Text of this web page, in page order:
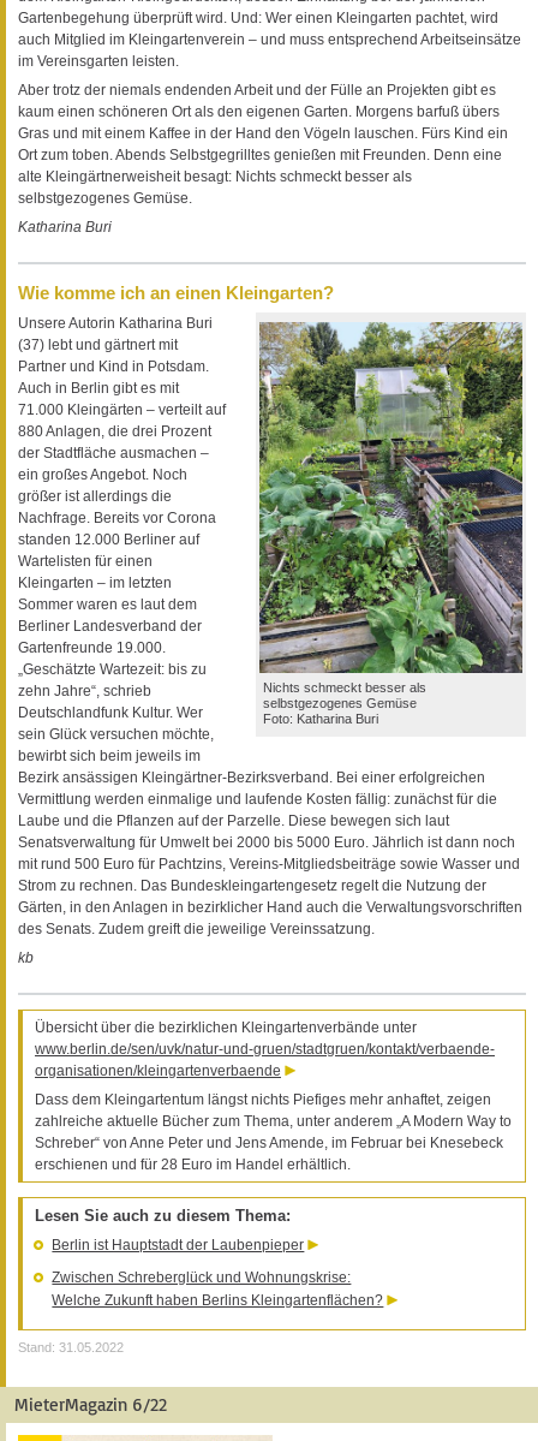
Gartenbegehung überprüft wird. Und: Wer einen Kleingarten pachtet, wird
auch Mitglied im Kleingartenverein – und muss entsprechend Arbeitseinsätze
im Vereinsgarten leisten.
Aber trotz der niemals endenden Arbeit und der Fülle an Projekten gibt es
kaum einen schöneren Ort als den eigenen Garten. Morgens barfuß übers
Gras und mit einem Kaffee in der Hand den Vögeln lauschen. Fürs Kind ein
Ort zum toben. Abends Selbstgegrilltes genießen mit Freunden. Denn eine
alte Kleingärtnerweisheit besagt: Nichts schmeckt besser als
selbstgezogenes Gemüse.
Katharina Buri
Wie komme ich an einen Kleingarten?
Nichts schmeckt besser als
selbstgezogenes Gemüse
Foto: Katharina Buri
Unsere Autorin Katharina Buri
(37) lebt und gärtnert mit
Partner und Kind in Potsdam.
Auch in Berlin gibt es mit
71.000 Kleingärten – verteilt auf
880 Anlagen, die drei Prozent
der Stadtfläche ausmachen –
ein großes Angebot. Noch
größer ist allerdings die
Nachfrage. Bereits vor Corona
standen 12.000 Berliner auf
Wartelisten für einen
Kleingarten – im letzten
Sommer waren es laut dem
Berliner Landesverband der
Gartenfreunde 19.000.
„Geschätzte Wartezeit: bis zu
zehn Jahre“, schrieb
Deutschlandfunk Kultur. Wer
sein Glück versuchen möchte,
bewirbt sich beim jeweils im
Bezirk ansässigen Kleingärtner-Bezirksverband. Bei einer erfolgreichen
Vermittlung werden einmalige und laufende Kosten fällig: zunächst für die
Laube und die Pflanzen auf der Parzelle. Diese bewegen sich laut
Senatsverwaltung für Umwelt bei 2000 bis 5000 Euro. Jährlich ist dann noch
mit rund 500 Euro für Pachtzins, Vereins-Mitgliedsbeiträge sowie Wasser und
Strom zu rechnen. Das Bundeskleingartengesetz regelt die Nutzung der
Gärten, in den Anlagen in bezirklicher Hand auch die Verwaltungsvorschriften
des Senats. Zudem greift die jeweilige Vereinssatzung.
kb
Übersicht über die bezirklichen Kleingartenverbände unter
www.berlin.de/sen/uvk/natur-und-gruen/stadtgruen/kontakt/verbaende-
organisationen/kleingartenverbaende
Dass dem Kleingartentum längst nichts Piefiges mehr anhaftet, zeigen
zahlreiche aktuelle Bücher zum Thema, unter anderem „A Modern Way to
Schreber“ von Anne Peter und Jens Amende, im Februar bei Knesebeck
erschienen und für 28 Euro im Handel erhältlich.
Lesen Sie auch zu diesem Thema:
Berlin ist Hauptstadt der Laubenpieper
Zwischen Schreberglück und Wohnungskrise:
Welche Zukunft haben Berlins Kleingartenflächen?
Stand: 31.05.2022
MieterMagazin 6/22